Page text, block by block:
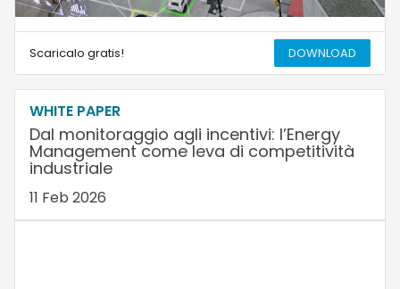
Scaricalo gratis! DOWNLOAD
WHITE PAPER
Dal monitoraggio agli incentivi: l’Energy
Management come leva di competitività
industriale
11 Feb 2026